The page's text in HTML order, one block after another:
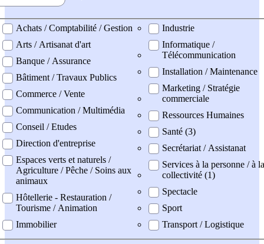
professionel
Achats / Comptabilité / Gestion
Arts / Artisanat d'art
Banque / Assurance
Bâtiment / Travaux Publics
Commerce / Vente
Communication / Multimédia
Conseil / Etudes
Direction d'entreprise
Espaces verts et naturels /
Agriculture / Pêche / Soins aux
animaux
Hôtellerie - Restauration /
Tourisme / Animation
Immobilier
Industrie
Informatique /
Télécommunication
Installation / Maintenance
Marketing / Stratégie
commerciale
Ressources Humaines
Santé (3)
Secrétariat / Assistanat
Services à la personne / à la
collectivité (1)
Spectacle
Sport
Transport / Logistique